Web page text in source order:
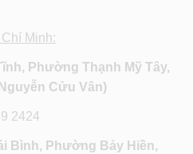
Minh:
Phường Thạnh Mỹ Tây,
Cửu Vân)
2424
Bình, Phường Bảy Hiền,